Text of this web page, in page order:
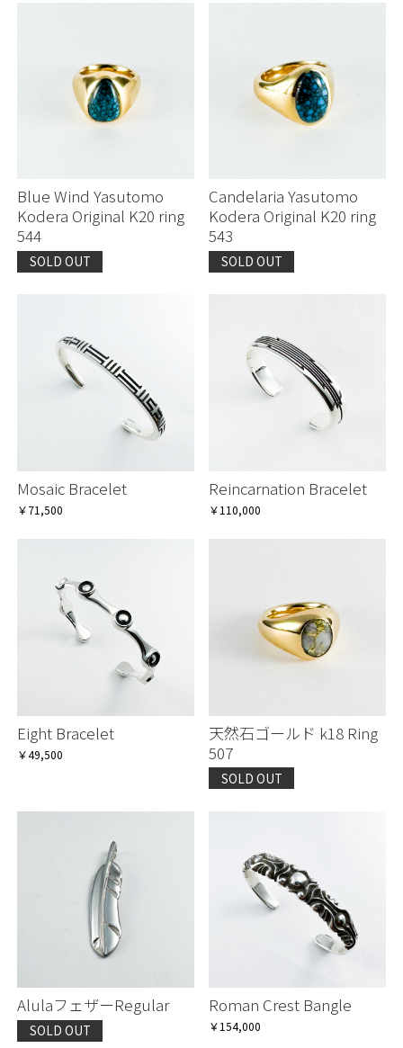
Blue Wind Yasutomo
Kodera Original K20 ring
544
SOLD OUT
Candelaria Yasutomo
Kodera Original K20 ring
543
SOLD OUT
Mosaic Bracelet
￥71,500
Reincarnation Bracelet
￥110,000
Eight Bracelet
￥49,500
天然石ゴールド k18 Ring
507
SOLD OUT
AlulaフェザーRegular
SOLD OUT
Roman Crest Bangle
￥154,000